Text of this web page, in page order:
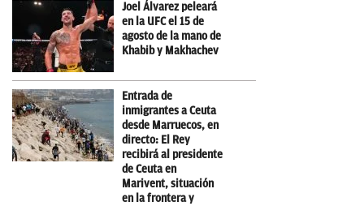
Joel Álvarez peleará
en la UFC el 15 de
agosto de la mano de
Khabib y Makhachev
Entrada de
inmigrantes a Ceuta
desde Marruecos, en
directo: El Rey
recibirá al presidente
de Ceuta en
Marivent, situación
en la frontera y